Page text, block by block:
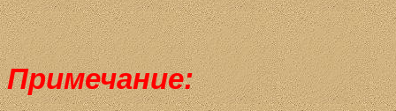
Примечание: